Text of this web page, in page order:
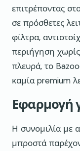
επιτρέποντας
σε πρόσθετες
φίλτρα,
περιήγηση
πλευρά, το
καμία premium
Εφαρμογή
Η συνομιλία με
μπροστά